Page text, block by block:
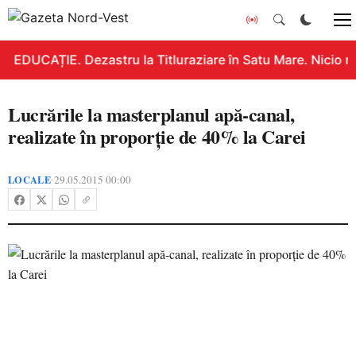
EDUCAȚIE. Dezastru la Titluraziare în Satu Mare. Nicio
Lucrările la masterplanul apă-canal,
realizate în proporţie de 40% la Carei
LOCALE•29.05.2015 00:00